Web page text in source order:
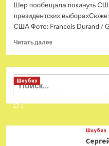
Шер пообещала покинуть
президентских
США Фото: Francois Durand /
Читать далееПрочитать
Шер
страну
в
победы
Найти:
Шоубиз
Мошенники взялись за
0
Шоубиз